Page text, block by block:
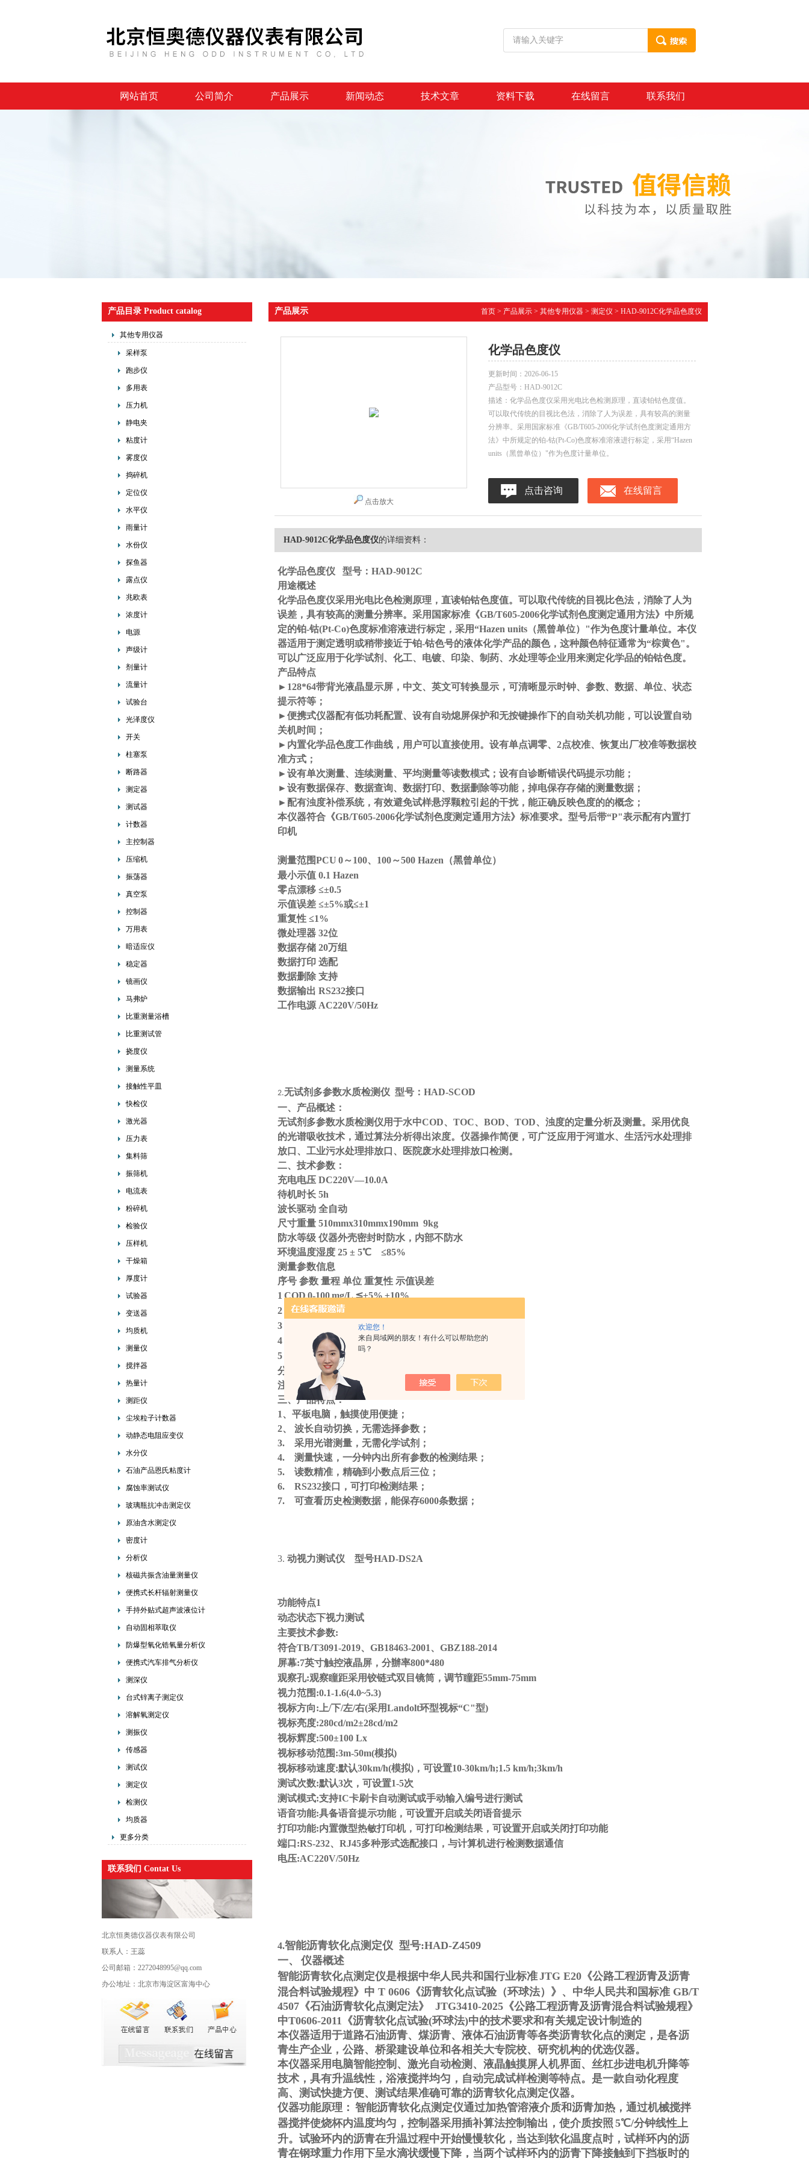
欢迎您！
来自局域网的朋友！有什么可以帮助您的
吗？
网站首页 公司简介 产品展示 新闻动态 技术文章 资料下载 在线留言 联系我们
产品目录 Product catalog
其他专用仪器
采样泵
跑步仪
多用表
压力机
静电夹
粘度计
雾度仪
捣碎机
定位仪
水平仪
雨量计
水份仪
探鱼器
露点仪
兆欧表
浓度计
电源
声级计
剂量计
流量计
试验台
光泽度仪
开关
柱塞泵
断路器
测定器
测试器
计数器
主控制器
压缩机
振荡器
真空泵
控制器
万用表
暗适应仪
稳定器
镜画仪
马弗炉
比重测量浴槽
比重测试管
挠度仪
测量系统
接触性平皿
快检仪
激光器
压力表
集料筛
振筛机
电流表
粉碎机
检验仪
压样机
干燥箱
厚度计
试验器
变送器
均质机
测量仪
搅拌器
热量计
测距仪
尘埃粒子计数器
动静态电阻应变仪
水分仪
石油产品恩氏粘度计
腐蚀率测试仪
玻璃瓶抗冲击测定仪
原油含水测定仪
密度计
分析仪
核磁共振含油量测量仪
便携式长杆辐射测量仪
手持外贴式超声波液位计
自动固相萃取仪
防爆型氧化锆氧量分析仪
便携式汽车排气分析仪
测深仪
台式锌离子测定仪
溶解氧测定仪
测振仪
传感器
测试仪
测定仪
检测仪
均质器
更多分类
联系我们 Contat Us
北京恒奥德仪器仪表有限公司
联系人：王蕊
公司邮箱：2272048995@qq.com
办公地址：北京市海淀区富海中心
产品展示 首页> 产品展示> 其他专用仪器> 测定仪 > HAD-9012C化学品色度仪
点击放大
化学品色度仪
更新时间： 2026-06-15
产品型号： HAD-9012C
描述：化学品色度仪采用光电比色检测原理，直读铂钴色度值。
可以取代传统的目视比色法，消除了人为误差，具有较高的测量
分辨率。采用国家标准《GB/T605-2006化学试剂色度测定通用方
法》中所规定的铂-钴(Pt-Co)色度标准溶液进行标定，采用“Hazen
units（黑曾单位）"作为色度计量单位。
点击咨询 在线留言
HAD-9012C化学品色度仪的详细资料：
化学品色度仪 型号：HAD-9012C
用途概述
化学品色度仪采用光电比色检测原理，直读铂钴色度值。可以取代传统的目视比色法，消除了人为
误差，具有较高的测量分辨率。采用国家标准《GB/T605-2006化学试剂色度测定通用方法》中所规
定的铂-钴(Pt-Co)色度标准溶液进行标定，采用“Hazen units（黑曾单位）"作为色度计量单位。本仪
器适用于测定透明或稍带接近于铂-钴色号的液体化学产品的颜色，这种颜色特征通常为“棕黄色"。
可以广泛应用于化学试剂、化工、电镀、印染、制药、水处理等企业用来测定化学品的铂钴色度。
产品特点
►128*64带背光液晶显示屏，中文、英文可转换显示，可清晰显示时钟、参数、数据、单位、状态
提示符等；
►便携式仪器配有低功耗配置、设有自动熄屏保护和无按键操作下的自动关机功能，可以设置自动
关机时间；
►内置化学品色度工作曲线，用户可以直接使用。设有单点调零、2点校准、恢复出厂校准等数据校
准方式；
►设有单次测量、连续测量、平均测量等读数模式；设有自诊断错误代码提示功能；
►设有数据保存、数据查询、数据打印、数据删除等功能，掉电保存存储的测量数据；
►配有浊度补偿系统，有效避免试样悬浮颗粒引起的干扰，能正确反映色度的的概念；
本仪器符合《GB/T605-2006化学试剂色度测定通用方法》标准要求。型号后带“P"表示配有内置打
印机
测量范围PCU 0～100、100～500 Hazen（黑曾单位）
最小示值 0.1 Hazen
零点漂移 ≤±0.5
示值误差 ≤±5%或≤±1
重复性 ≤1%
微处理器 32位
数据存储 20万组
数据打印 选配
数据删除 支持
数据输出 RS232接口
工作电源 AC220V/50Hz
2.无试剂多参数水质检测仪 型号：HAD-SCOD
一、产品概述：
无试剂多参数水质检测仪用于水中COD、TOC、BOD、TOD、浊度的定量分析及测量。采用优良
的光谱吸收技术，通过算法分析得出浓度。仪器操作简便，可广泛应用于河道水、生活污水处理排
放口、工业污水处理排放口、医院废水处理排放口检测。
二、技术参数：
充电电压 DC220V—10.0A
待机时长 5h
波长驱动 全自动
尺寸重量 510mmx310mmx190mm 9kg
防水等级 仪器外壳密封时防水，内部不防水
环境温度湿度 25 ± 5℃ ≤85%
测量参数信息
序号 参数 量程 单位 重复性 示值误差
1 COD0-100mg/L≦±5%±10%
2 浊度 0-20NTU
3
≦±5%±10%
4
0-45mg/L ≦±5%±10%
5
0-140mg/L ≦±5%
分辨率 0.001 mg/L (/NTU)
注意：以上测量数据为在标准环境下的测量结果。
三、产品特点：
1、平板电脑，触摸使用便捷；
2、 波长自动切换，无需选择参数；
3. 采用光谱测量，无需化学试剂；
4. 测量快速，一分钟内出所有参数的检测结果；
5. 读数精准，精确到小数点后三位；
6. RS232接口，可打印检测结果；
7. 可查看历史检测数据，能保存6000条数据；
3. 动视力测试仪 型号HAD-DS2A
功能特点1
动态状态下视力测试
主要技术参数:
符合TB/T3091-2019、GB18463-2001、GBZ188-2014
屏幕:7英寸触控液晶屏，分辦率800*480
观察孔:观察瞳距采用铰链式双目镜筒，调节瞳距55mm-75mm
视力范围:0.1-1.6(4.0~5.3)
视标方向:上/下/左/右(采用Landolt环型视标“C"型)
视标亮度:280cd/m2±28cd/m2
视标辉度:500±100 Lx
视标移动范围:3m-50m(模拟)
视标移动速度:默认30km/h(模拟)，可设置10-30km/h;1.5 km/h;3km/h
测试次数:默认3次，可设置1-5次
测试模式:支持IC卡刷卡自动测试或手动输入编号进行测试
语音功能:具备语音提示功能，可设置开启或关闭语音提示
打印功能:内置微型热敏打印机，可打印检测结果，可设置开启或关闭打印功能
端口:RS-232、RJ45多种形式选配接口，与计算机进行检测数据通信
电压:AC220V/50Hz
4.智能沥青软化点测定仪 型号:HAD-Z4509
一、
仪器概述
智能沥青软化点测定仪是根据中华人民共和国行业标准JTG E20《公路工程沥青及沥青
混合料试验规程》中 T 0606《沥青软化点试验（环球法）》、中华人民共和国标准 GB/T
4507《石油沥青软化点测定法》 JTG3410-2025《公路工程沥青及沥青混合料试验规程》
中T0606-2011《沥青软化点试验(环球法)中的技术要求和有关规定设计制造的
本仪器适用于道路石油沥青、煤沥青、液体石油沥青等各类沥青软化点的测定，是各沥
青生产企业，公路、桥梁建设单位和各相关大专院校、研究机构的优选仪器。
本仪器采用电脑智能控制、激光自动检测、液晶触摸屏人机界面、丝杠步进电机升降等
技术，具有升温线性，浴液搅拌均匀，自动完成试样检测等特点。是一款自动化程度
高、测试快捷方便、测试结果准确可靠的沥青软化点测定仪器。
仪器功能原理： 智能沥青软化点测定仪通过加热管溶液介质和沥青加热，通过机械搅拌
器搅拌使烧杯内温度均匀，控制器采用插补算法控制输出，使介质按照 5℃/分钟线性上
升。试验环内的沥青在升温过程中开始慢慢软化，当达到软化温度点时，试样环内的沥
青在钢球重力作用下呈水滴状缓慢下降，当两个试样环内的沥青下降接触到下挡板时的